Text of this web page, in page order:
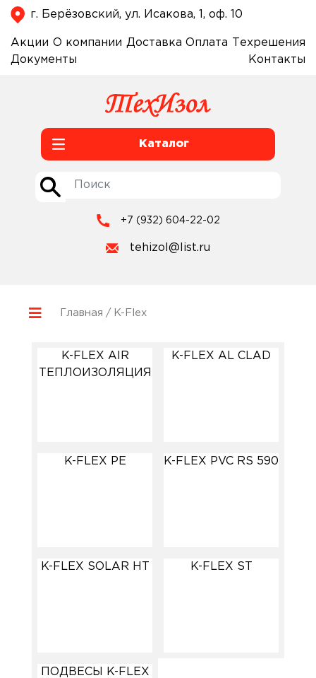
г. Берёзовский, ул. Исакова, 1, оф. 10
Акции О компании Доставка Оплата
Техрешения
Документы
Контакты
Каталог
+7 (932) 604-22-02
tehizol@list.ru
Главная / K-Flex
K-FLEX AIR
ТЕПЛОИЗОЛЯЦИЯ
K-FLEX AL CLAD
K-FLEX PE K-FLEX PVC RS 590
K-FLEX SOLAR HT K-FLEX ST
ПОДВЕСЫ K-FLEX